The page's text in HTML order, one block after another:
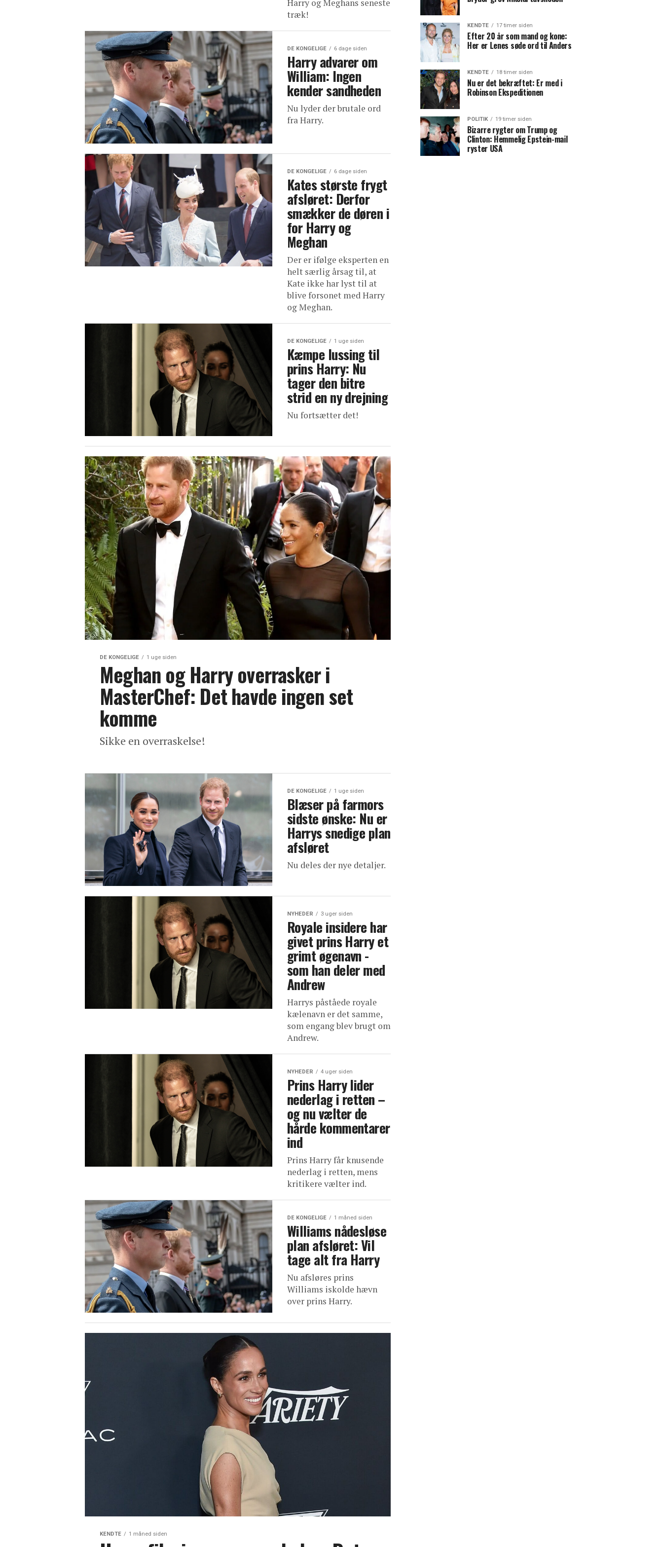
Harry og Meghans seneste
træk!
DE KONGELIGE 6 dage siden
Harry advarer om
William: Ingen
kender sandheden
Nu lyder der brutale ord
fra Harry.
DE KONGELIGE 6 dage siden
Kates største frygt
afsløret: Derfor
smækker de døren i
for Harry og
Meghan
Der er ifølge eksperten en
helt særlig årsag til, at
Kate ikke har lyst til at
blive forsonet med Harry
og Meghan.
DE KONGELIGE 1 uge siden
Kæmpe lussing til
prins Harry: Nu
tager den bitre
strid en ny drejning
Nu fortsætter det!
DE KONGELIGE 1 uge siden
Meghan og Harry overrasker i
MasterChef: Det havde ingen set
komme
Sikke en overraskelse!
DE KONGELIGE 1 uge siden
Blæser på farmors
sidste ønske: Nu er
Harrys snedige plan
afsløret
Nu deles der nye detaljer.
NYHEDER 3 uger siden
Royale insidere har
givet prins Harry et
grimt øgenavn -
som han deler med
Andrew
Harrys påståede royale
kælenavn er det samme,
som engang blev brugt om
Andrew.
NYHEDER 4 uger siden
Prins Harry lider
nederlag i retten –
og nu vælter de
hårde kommentarer
ind
Prins Harry får knusende
nederlag i retten, mens
kritikere vælter ind.
DE KONGELIGE 1 måned siden
Williams nådesløse
plan afsløret: Vil
tage alt fra Harry
Nu afsløres prins
Williams iskolde hævn
over prins Harry.
KENDTE 1 måned siden
KENDTE 17 timer siden
Efter 20 år som mand og kone:
Her er Lenes søde ord til Anders
KENDTE 18 timer siden
Nu er det bekræftet: Er med i
Robinson Ekspeditionen
POLITIK 19 timer siden
Bizarre rygter om Trump og
Clinton: Hemmelig Epstein-mail
ryster USA